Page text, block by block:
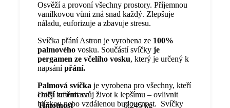
Osvěží a provoní všechny prostory. Příjemnou
vanilkovou vůni zná snad každý. Zlepšuje
náladu, euforizuje a zbavuje stresu.
Svíčka přání Astron je vyrobena ze 100%
palmového vosku. Součástí svíčky je
pergamen ze včelího vosku, který je určený k
napsánípřání.
Palmová svíčka je vyrobena pro všechny, kteří
chtějí změnit svůj život k lepšímu – ovlivnit
blízkou nebo vzdálenou budoucnost. Svíčky
Další informace
Hmotnost
0.245 kg